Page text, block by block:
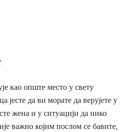
као опште место у свету
јесте да ви морате да верујете у
жена и у ситуацији да нико
важно којим послом се бавите,